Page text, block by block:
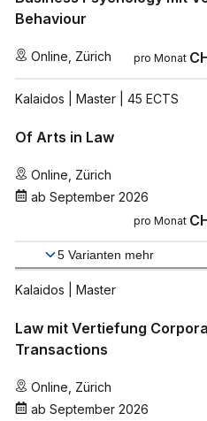
Behaviour
Online Zürich pro Monat
Kalaidos | Master | 45 ECTS
Of Arts in Law
Online Zürich
ab September 2026
pro Monat
5 Varianten mehr
Kalaidos | Master
Law mit Vertiefung
Transactions
Online Zürich
ab September 2026